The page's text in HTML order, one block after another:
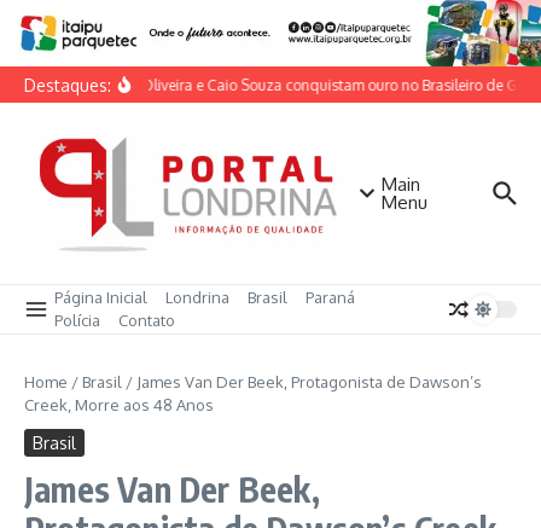
Ir para o conteúdo
Destaques:Lorrane Oliveira e Caio Souza conquistam ouro no Brasileiro de
Main
Menu
Página Inicial Londrina Brasil
Paraná
Polícia
Contato
Home / Brasil / James Van Der Beek, Protagonista de Dawson’s
Creek, Morre aos 48 Anos
Brasil
James Van Der Beek,